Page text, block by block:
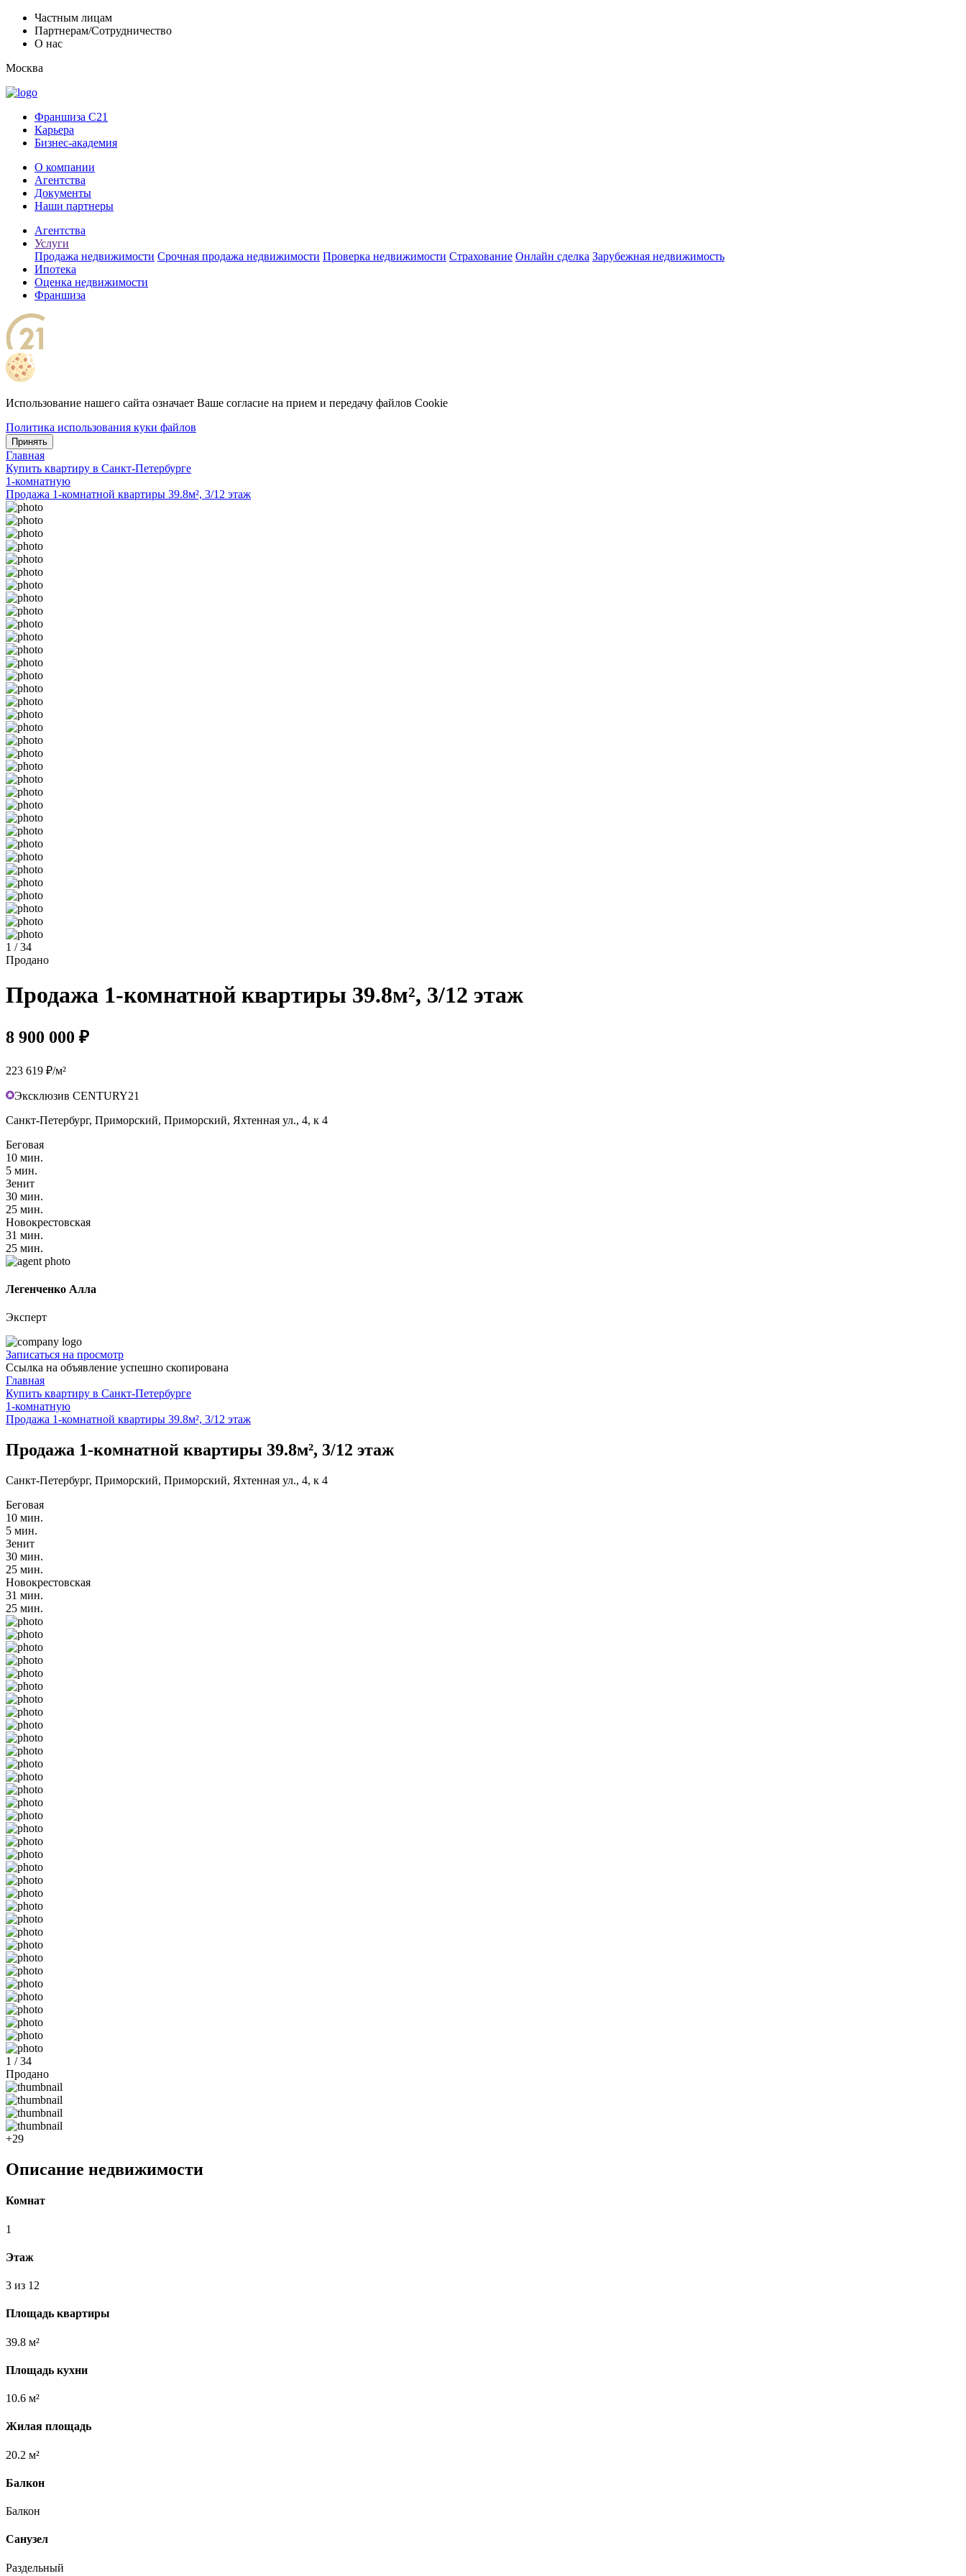
Частным лицам
Партнерам/Сотрудничество
О нас
Москва
Франшиза C21
Карьера
Бизнес-академия
О компании
Агентства
Документы
Наши партнеры
Агентства
Услуги
Продажа недвижимости Срочная продажа недвижимости Проверка недвижимости Страхование Онлайн сделка Зарубежная недвижимость
Ипотека
Оценка недвижимости
Франшиза
Использование нашего сайта означает Ваше согласие на прием и передачу файлов Cookie
Политика использования куки файлов
Принять
Главная
Купить квартиру в Санкт-Петербурге
1-комнатную
Продажа 1-комнатной квартиры 39.8м², 3/12 этаж
1 / 34
Продано
Продажа 1-комнатной квартиры 39.8м², 3/12 этаж
8 900 000 ₽
223 619 ₽/м²
Эксклюзив CENTURY21
Санкт-Петербург, Приморский, Приморский, Яхтенная ул., 4, к 4
Беговая
10 мин.
5 мин.
Зенит
30 мин.
25 мин.
Новокрестовская
31 мин.
25 мин.
Легенченко Алла
Эксперт
Записаться на просмотр
Ссылка на объявление успешно скопирована
Главная
Купить квартиру в Санкт-Петербурге
1-комнатную
Продажа 1-комнатной квартиры 39.8м², 3/12 этаж
Продажа 1-комнатной квартиры 39.8м², 3/12 этаж
Санкт-Петербург, Приморский, Приморский, Яхтенная ул., 4, к 4
Беговая
10 мин.
5 мин.
Зенит
30 мин.
25 мин.
Новокрестовская
31 мин.
25 мин.
1 / 34
Продано
+29
Описание недвижимости
Комнат
1
Этаж
3 из 12
Площадь квартиры
39.8 м²
Площадь кухни
10.6 м²
Жилая площадь
20.2 м²
Балкон
Балкон
Санузел
Раздельный